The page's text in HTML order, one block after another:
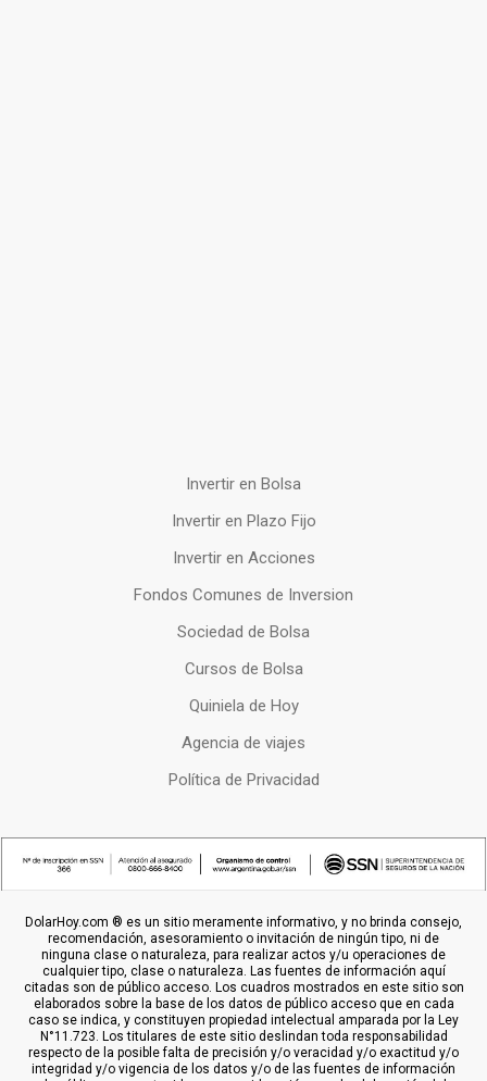
Invertir en Bolsa
Invertir en Plazo Fijo
Invertir en Acciones
Fondos Comunes de Inversion
Sociedad de Bolsa
Cursos de Bolsa
Quiniela de Hoy
Agencia de viajes
Política de Privacidad
DolarHoy.com ® es un sitio meramente informativo, y no brinda consejo,
recomendación, asesoramiento o invitación de ningún tipo, ni de
ninguna clase o naturaleza, para realizar actos y/u operaciones de
cualquier tipo, clase o naturaleza. Las fuentes de información aquí
citadas son de público acceso. Los cuadros mostrados en este sitio son
elaborados sobre la base de los datos de público acceso que en cada
caso se indica, y constituyen propiedad intelectual amparada por la Ley
N°11.723. Los titulares de este sitio deslindan toda responsabilidad
respecto de la posible falta de precisión y/o veracidad y/o exactitud y/o
integridad y/o vigencia de los datos y/o de las fuentes de información